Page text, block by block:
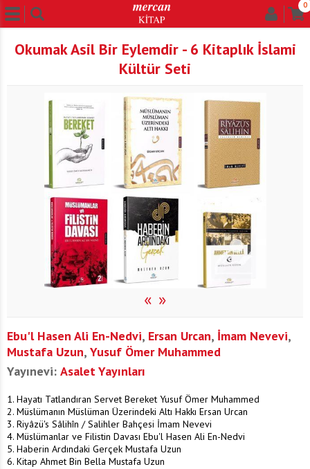
0
Okumak Asil Bir Eylemdir - 6 Kitaplık İslami
Kültür Seti
« »
Ebu'l Hasen Ali En-Nedvi, Ersan Urcan, İmam Nevevi,
Mustafa Uzun, Yusuf Ömer Muhammed
Yayınevi: Asalet Yayınları
1. Hayatı Tatlandıran Servet Bereket Yusuf Ömer Muhammed
2. Müslümanın Müslüman Üzerindeki Altı Hakkı Ersan Urcan
3. Riyâzü's Sâlihîn / Salihler Bahçesi İmam Nevevi
4. Müslümanlar ve Filistin Davası Ebu'l Hasen Ali En-Nedvi
5. Haberin Ardındaki Gerçek Mustafa Uzun
6. Kitap Ahmet Bin Bella Mustafa Uzun